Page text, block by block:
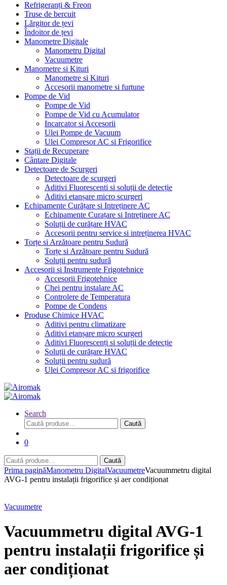
Refrigeranți & Freon
Truse de bercuit
Lărgitor de țevi
Îndoitor de țevi
Manometre Digitale
Manometru Digital
Vacuumetre
Manometre si Kituri
Manometre si Kituri
Accesorii manometre si furtune
Pompe de Vid
Pompe de Vid
Pompe de Vid cu Acumulator
Incarcator si Accesorii
Ulei Pompe de Vacuum
Ulei Compresor AC si Frigorifice
Stații de Recuperare
Cântare Digitale
Detectoare de Scurgeri
Detectoare de scurgeri
Aditivi Fluorescenti si soluții de detecție
Aditivi etanșare micro scurgeri
Echipamente Curățare si Intreținere AC
Echipamente Curațare si Intreținere AC
Soluții de curățare HVAC
Accesorii pentru service si intreținerea HVAC
Torțe si Arzătoare pentru Sudură
Torțe si Arzătoare pentru Sudură
Soluții pentru sudură
Accesorii si Instrumente Frigotehnice
Accesorii Frigotehnice
Chei pentru instalare AC
Controlere de Temperatura
Pompe de Condens
Produse Chimice HVAC
Aditivi pentru climatizare
Aditivi etanșare micro scurgeri
Aditivi Fluorescenți si soluții de detecție
Soluții de curățare HVAC
Soluții pentru sudură
Ulei Compresor AC si frigorifice
Search
Caută
după:
Caută
0
Caută
după:
Caută
Prima paginăManometru DigitalVacuumetreVacuummetru digital
AVG-1 pentru instalații frigorifice și aer condiționat
Vacuumetre
Vacuummetru digital AVG-1
pentru instalații frigorifice și
aer condiționat